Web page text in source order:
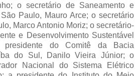
o secretário de Saneamento e
Paulo, Mauro Arce; o secretário
Marco Antonio Moriz; o secretário-
e Desenvolvimento Sustentável
do Comitê da Bacia
do Sul, Danilo Vieira Júnior; o
Nacional do Sistema Elétrico